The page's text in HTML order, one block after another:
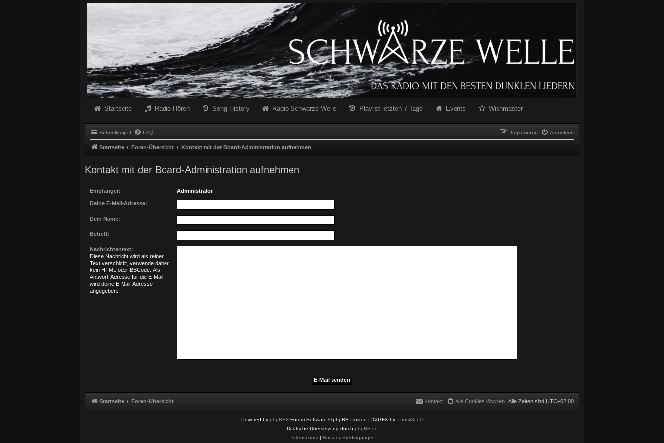
Radio Schwarze Welle Forum
Startseite Radio Hören Song History Radio Schwarze Welle Playlist letzten 7 Tage Events Wishmaster
Schnellzugriff FAQ Anmelden
Registrieren
Startseite Foren-Übersicht Kontakt mit der Board-Administration aufnehmen
Kontakt mit der Board-Administration aufnehmen
Empfänger: Administrator
Deine E-Mail-Adresse:
Dein Name:
Betreff:
Nachrichtentext:
Diese Nachricht wird als reiner
Text verschickt, verwende daher
kein HTML oder BBCode. Als
Antwort-Adresse für die E-Mail
wird deine E-Mail-Adresse
angegeben.
Startseite Foren-Übersicht Alle Zeiten sind UTC+02:00
Alle Cookies löschen
Kontakt
Powered by phpBB® Forum Software © phpBB Limited | DVGFX by: Prosk8er©
Deutsche Übersetzung durch phpBB.de
Datenschutz| Nutzungsbedingungen